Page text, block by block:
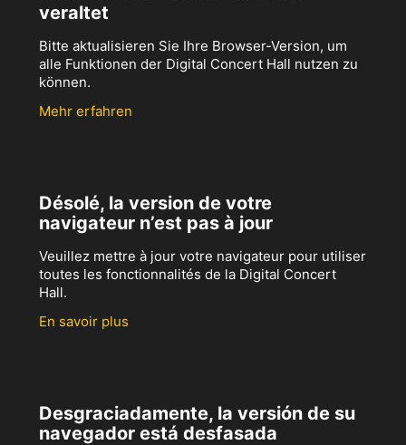
veraltet
Bitte aktualisieren Sie Ihre Browser-Version, um
alle Funktionen der Digital Concert Hall nutzen zu
können.
Mehr erfahren
Désolé, la version de votre
navigateur n’est pas à jour
Veuillez mettre à jour votre navigateur pour utiliser
toutes les fonctionnalités de la Digital Concert
Hall.
En savoir plus
Desgraciadamente, la versión de su
navegador está desfasada